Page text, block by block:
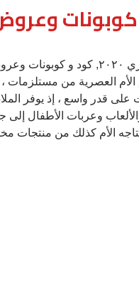
الأم العصرية من
قدر واسع ، إذ يوفر
وعربات الأطفال
الأم كذلك من منتجات